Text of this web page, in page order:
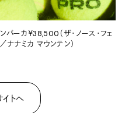
ーカ￥38,500（ザ・ノース・フェ
ナナミカ マウンテン）
トへ